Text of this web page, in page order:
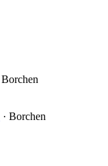
Borchen
· Borchen